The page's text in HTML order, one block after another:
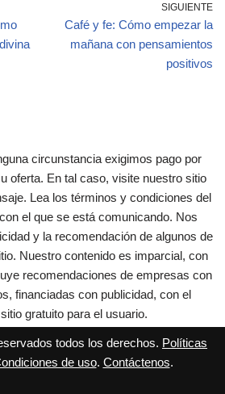
SIGUIENTE
Café y fe: Cómo empezar la
mañana con pensamientos
positivos
circunstancia exigimos pago por
oferta. En tal caso, visite nuestro sitio
Lea los términos y condiciones del
el que se está comunicando. Nos
y la recomendación de algunos de
Nuestro contenido es imparcial, con
recomendaciones de empresas con
financiadas con publicidad, con el
gratuito para el usuario.
todos los derechos. Políticas
de uso. Contáctenos.